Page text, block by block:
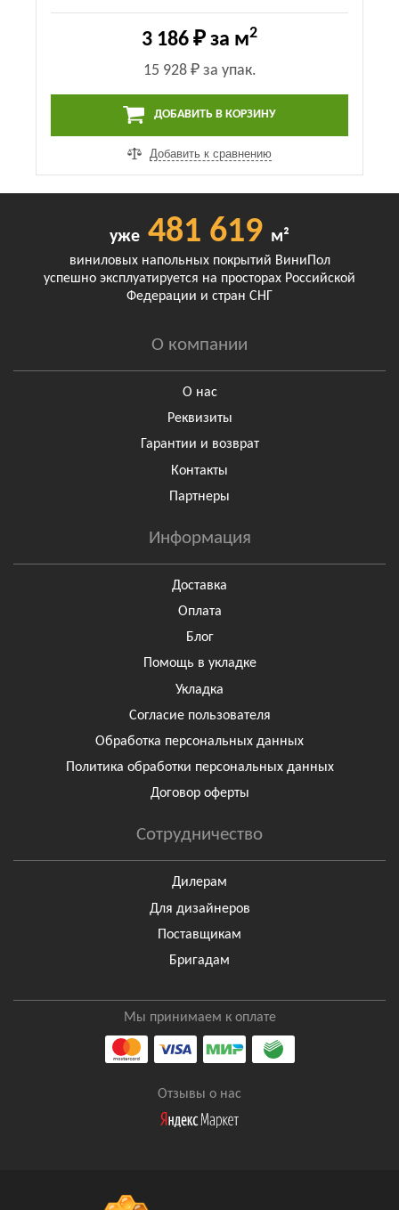
3 186 ₽ за м2
15 928 ₽за упак.
ДОБАВИТЬ В КОРЗИНУ
Добавить к сравнению
уже 481 619 м²
виниловых напольных покрытий ВиниПол
успешно эксплуатируется на просторах Российской
Федерации и стран СНГ
О компании
О нас
Реквизиты
Гарантии и возврат
Контакты
Партнеры
Информация
Доставка
Оплата
Блог
Помощь в укладке
Укладка
Согласие пользователя
Обработка персональных данных
Политика обработки персональных данных
Договор оферты
Сотрудничество
Дилерам
Для дизайнеров
Поставщикам
Бригадам
Мы принимаем к оплате
Отзывы о нас